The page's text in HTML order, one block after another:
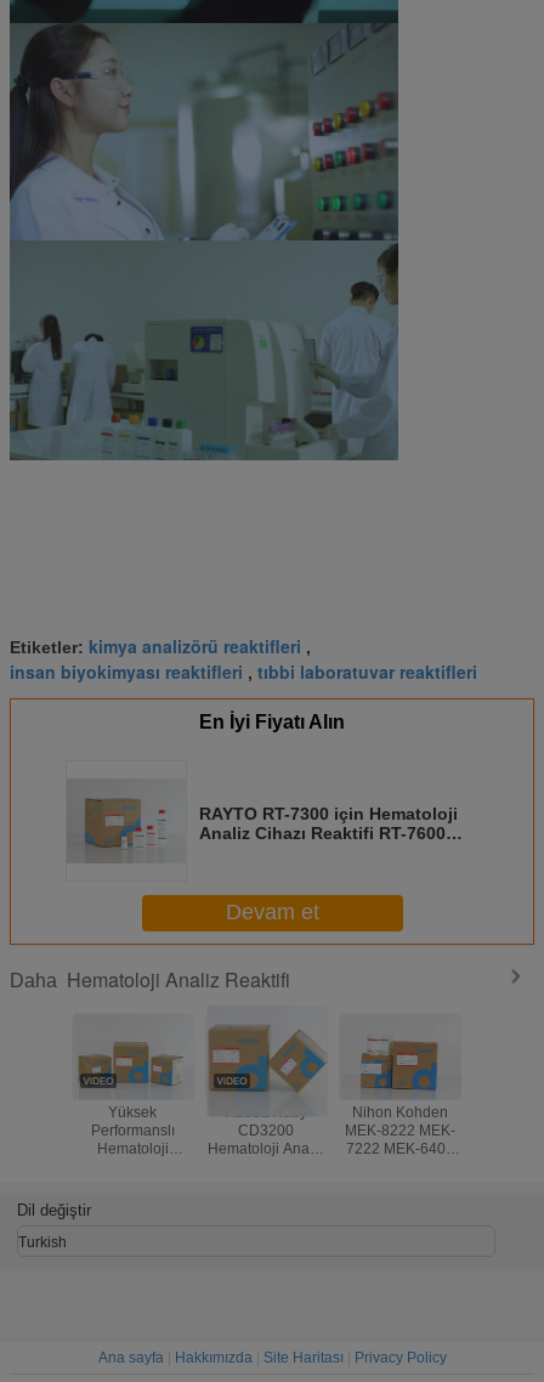
Etiketler: kimya analizörü reaktifleri ,
insan biyokimyası reaktifleri , tıbbi laboratuvar reaktifleri
En İyi Fiyatı Alın
RAYTO RT-7300 için Hematoloji
Analiz Cihazı Reaktifi RT-7600
Devam et
Daha Hematoloji Analiz Reaktifi
Yüksek
Performanslı
Hematoloji
KT6280 KT6200
KT6180 3 Parça
CD3200
Hematoloji Analiz
Nihon Kohden
MEK-8222 MEK-
7222 MEK-6400
Dil değiştir
Turkish
Ana sayfa Hakkımızda Site Haritası
Privacy Policy